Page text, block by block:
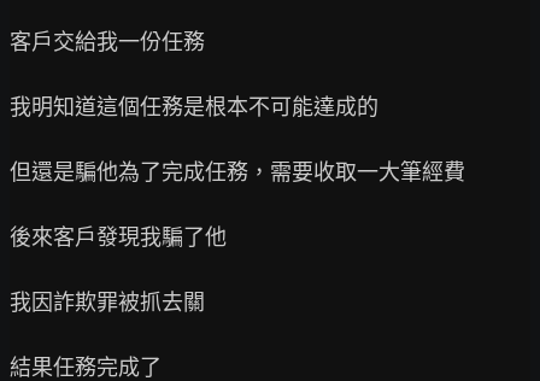
客戶交給我一份任務
我明知道這個任務是根本不可能達成的
但還是騙他為了完成任務，需要收取一大筆經費
後來客戶發現我騙了他
我因詐欺罪被抓去關
結果任務完成了